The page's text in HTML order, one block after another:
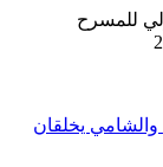
للمسرح